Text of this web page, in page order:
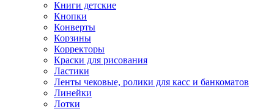
Книги детские
Кнопки
Конверты
Корзины
Корректоры
Краски для рисования
Ластики
Ленты чековые, ролики для касс и банкоматов
Линейки
Лотки